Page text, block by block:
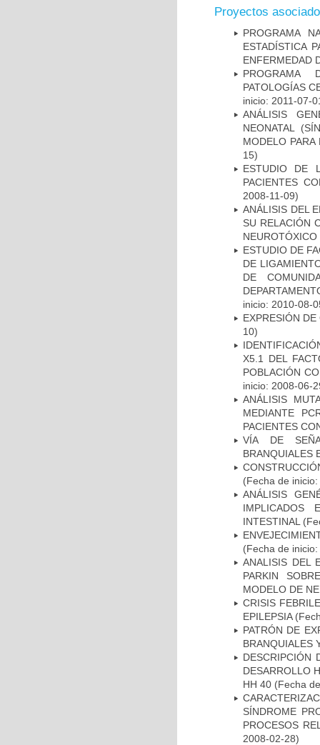
Proyectos
PROGRAMA
ESTADÍSTICA
ENFERMEDAD
PROGRAMA
PATOLOGÍAS
inicio: 2011-07-
ANÁLISIS
NEONATAL
MODELO
15)
ESTUDIO DE
PACIENTES
2008-11-09)
ANÁLISIS DEL
SU RELACIÓN
NEUROTÓXICO
ESTUDIO DE
DE
DE
inicio: 2010-08-
EXPRESIÓN
10)
X5.1 DEL
POBLACIÓN
inicio: 2008-06-
ANÁLISIS
MEDIANTE
PACIENTES
VÍA DE
BRANQUIALES
(Fecha de
ANÁLISIS
IMPLICADOS
INTESTINAL
(Fecha de
ANALISIS DEL
PARKIN
MODELO DE
CRISIS
EPILEPSIA
PATRÓN DE
BRANQUIALES
DESCRIPCIÓN
DESARROLLO
HH 40 (Fecha
SÍNDROME
PROCESOS
2008-02-28)